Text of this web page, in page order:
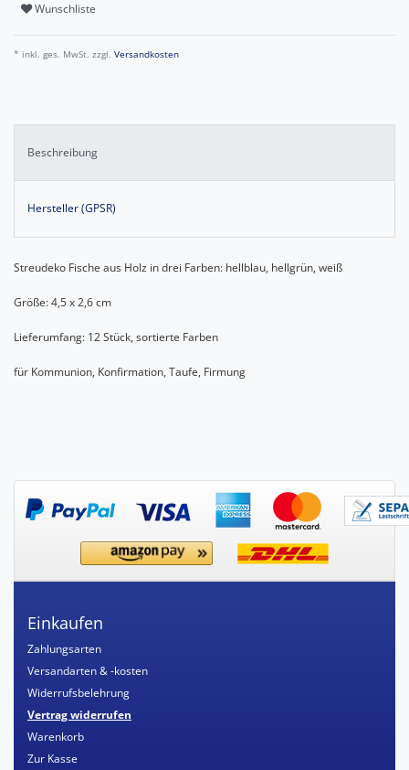
Wunschliste
* inkl. ges. MwSt. zzgl. Versandkosten
Beschreibung
Hersteller (GPSR)
Streudeko Fische aus Holz in drei Farben: hellblau, hellgrün, weiß
Größe: 4,5 x 2,6 cm
Lieferumfang: 12 Stück, sortierte Farben
für Kommunion, Konfirmation, Taufe, Firmung
Einkaufen
Zahlungsarten
Versandarten & -kosten
Widerrufsbelehrung
Vertrag widerrufen
Warenkorb
Zur Kasse